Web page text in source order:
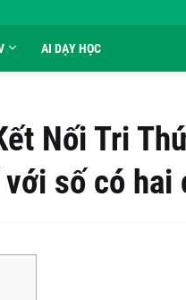
AI DẠY HỌC
Nối Tri
số có hai